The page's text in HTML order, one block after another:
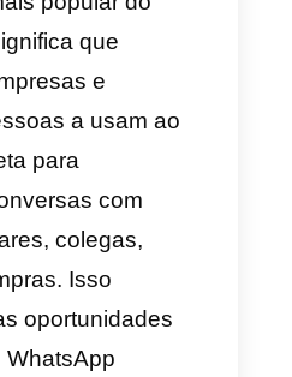
o cliente entre em
aqui quando a
você pode